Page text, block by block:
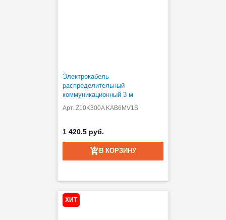
Электрокабель
распределительный
коммуникационный 3 м
Арт. Z10K300A KAB6MV1S
1 420.5 руб.
В КОРЗИНУ
ХИТ